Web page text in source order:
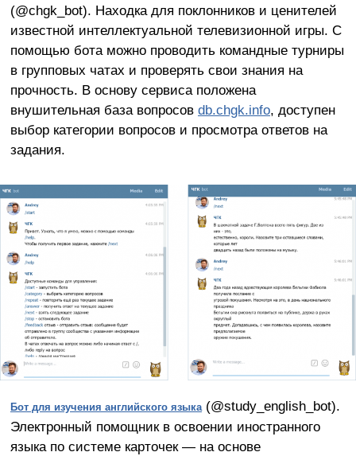
(@chgk_bot). Находка для поклонников и ценителей
известной интеллектуальной телевизионной игры. С
помощью бота можно проводить командные турниры
в групповых чатах и проверять свои знания на
прочность. В основу сервиса положена
внушительная база вопросов db.chgk.info, доступен
выбор категории вопросов и просмотра ответов на
задания.
Бот для изучения английского языка(@study_english_bot).
Электронный помощник в освоении иностранного
языка по системе карточек — на основе